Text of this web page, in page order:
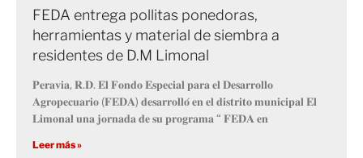
FEDA entrega pollitas ponedoras,
herramientas y material de siembra a
residentes de D.M Limonal
𝐏𝐞𝐫𝐚𝐯𝐢𝐚, 𝐑.𝐃. 𝐄𝐥 𝐅𝐨𝐧𝐝𝐨 𝐄𝐬𝐩𝐞𝐜𝐢𝐚𝐥 𝐩𝐚𝐫𝐚 𝐞𝐥 𝐃𝐞𝐬𝐚𝐫𝐫𝐨𝐥𝐥𝐨
𝐀𝐠𝐫𝐨𝐩𝐞𝐜𝐮𝐚𝐫𝐢𝐨 (𝐅𝐄𝐃𝐀) 𝐝𝐞𝐬𝐚𝐫𝐫𝐨𝐥𝐥𝐨́ 𝐞𝐧 𝐞𝐥 𝐝𝐢𝐬𝐭𝐫𝐢𝐭𝐨 𝐦𝐮𝐧𝐢𝐜𝐢𝐩𝐚𝐥 𝐄𝐥
𝐋𝐢𝐦𝐨𝐧𝐚𝐥 𝐮𝐧𝐚 𝐣𝐨𝐫𝐧𝐚𝐝𝐚 𝐝𝐞 𝐬𝐮 𝐩𝐫𝐨𝐠𝐫𝐚𝐦𝐚 “ 𝐅𝐄𝐃𝐀 𝐞𝐧
Leer más »